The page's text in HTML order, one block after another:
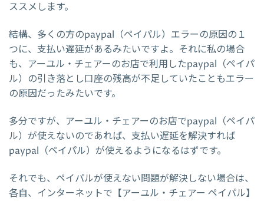
ススメします。
結構、多くの方のpaypal（ペイパル）エラーの原因の１
つに、支払い遅延があるみたいですよ。それに私の場合
も、アーユル・チェアーのお店で利用したpaypal（ペイパ
ル）の引き落とし口座の残高が不足していたこともエラー
の原因だったみたいです。
多分ですが、アーユル・チェアーのお店でpaypal（ペイパ
ル）が使えないのであれば、支払い遅延を解決すれば
paypal（ペイパル）が使えるようになるはずです。
それでも、ペイパルが使えない問題が解決しない場合は、
各自、インターネットで【アーユル・チェアー ペイパル】